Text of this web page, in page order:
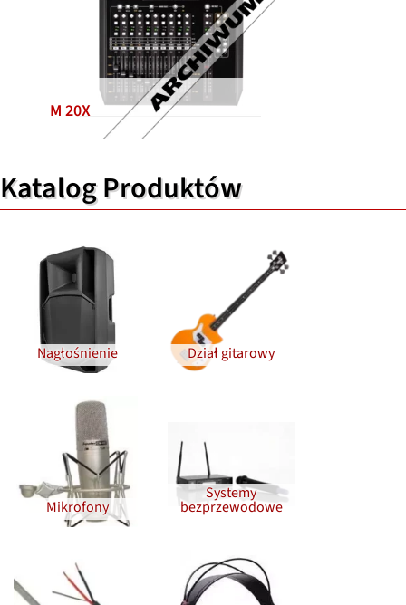
M 20X
Katalog Produktów
Nagłośnienie Dział gitarowy
Mikrofony
Systemy
bezprzewodowe